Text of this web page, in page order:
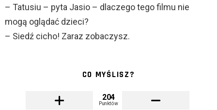
– Tatusiu – pyta Jasio – dlaczego tego filmu nie
mogą oglądać dzieci?
– Siedź cicho! Zaraz zobaczysz.
CO MYŚLISZ?
204
Punktów